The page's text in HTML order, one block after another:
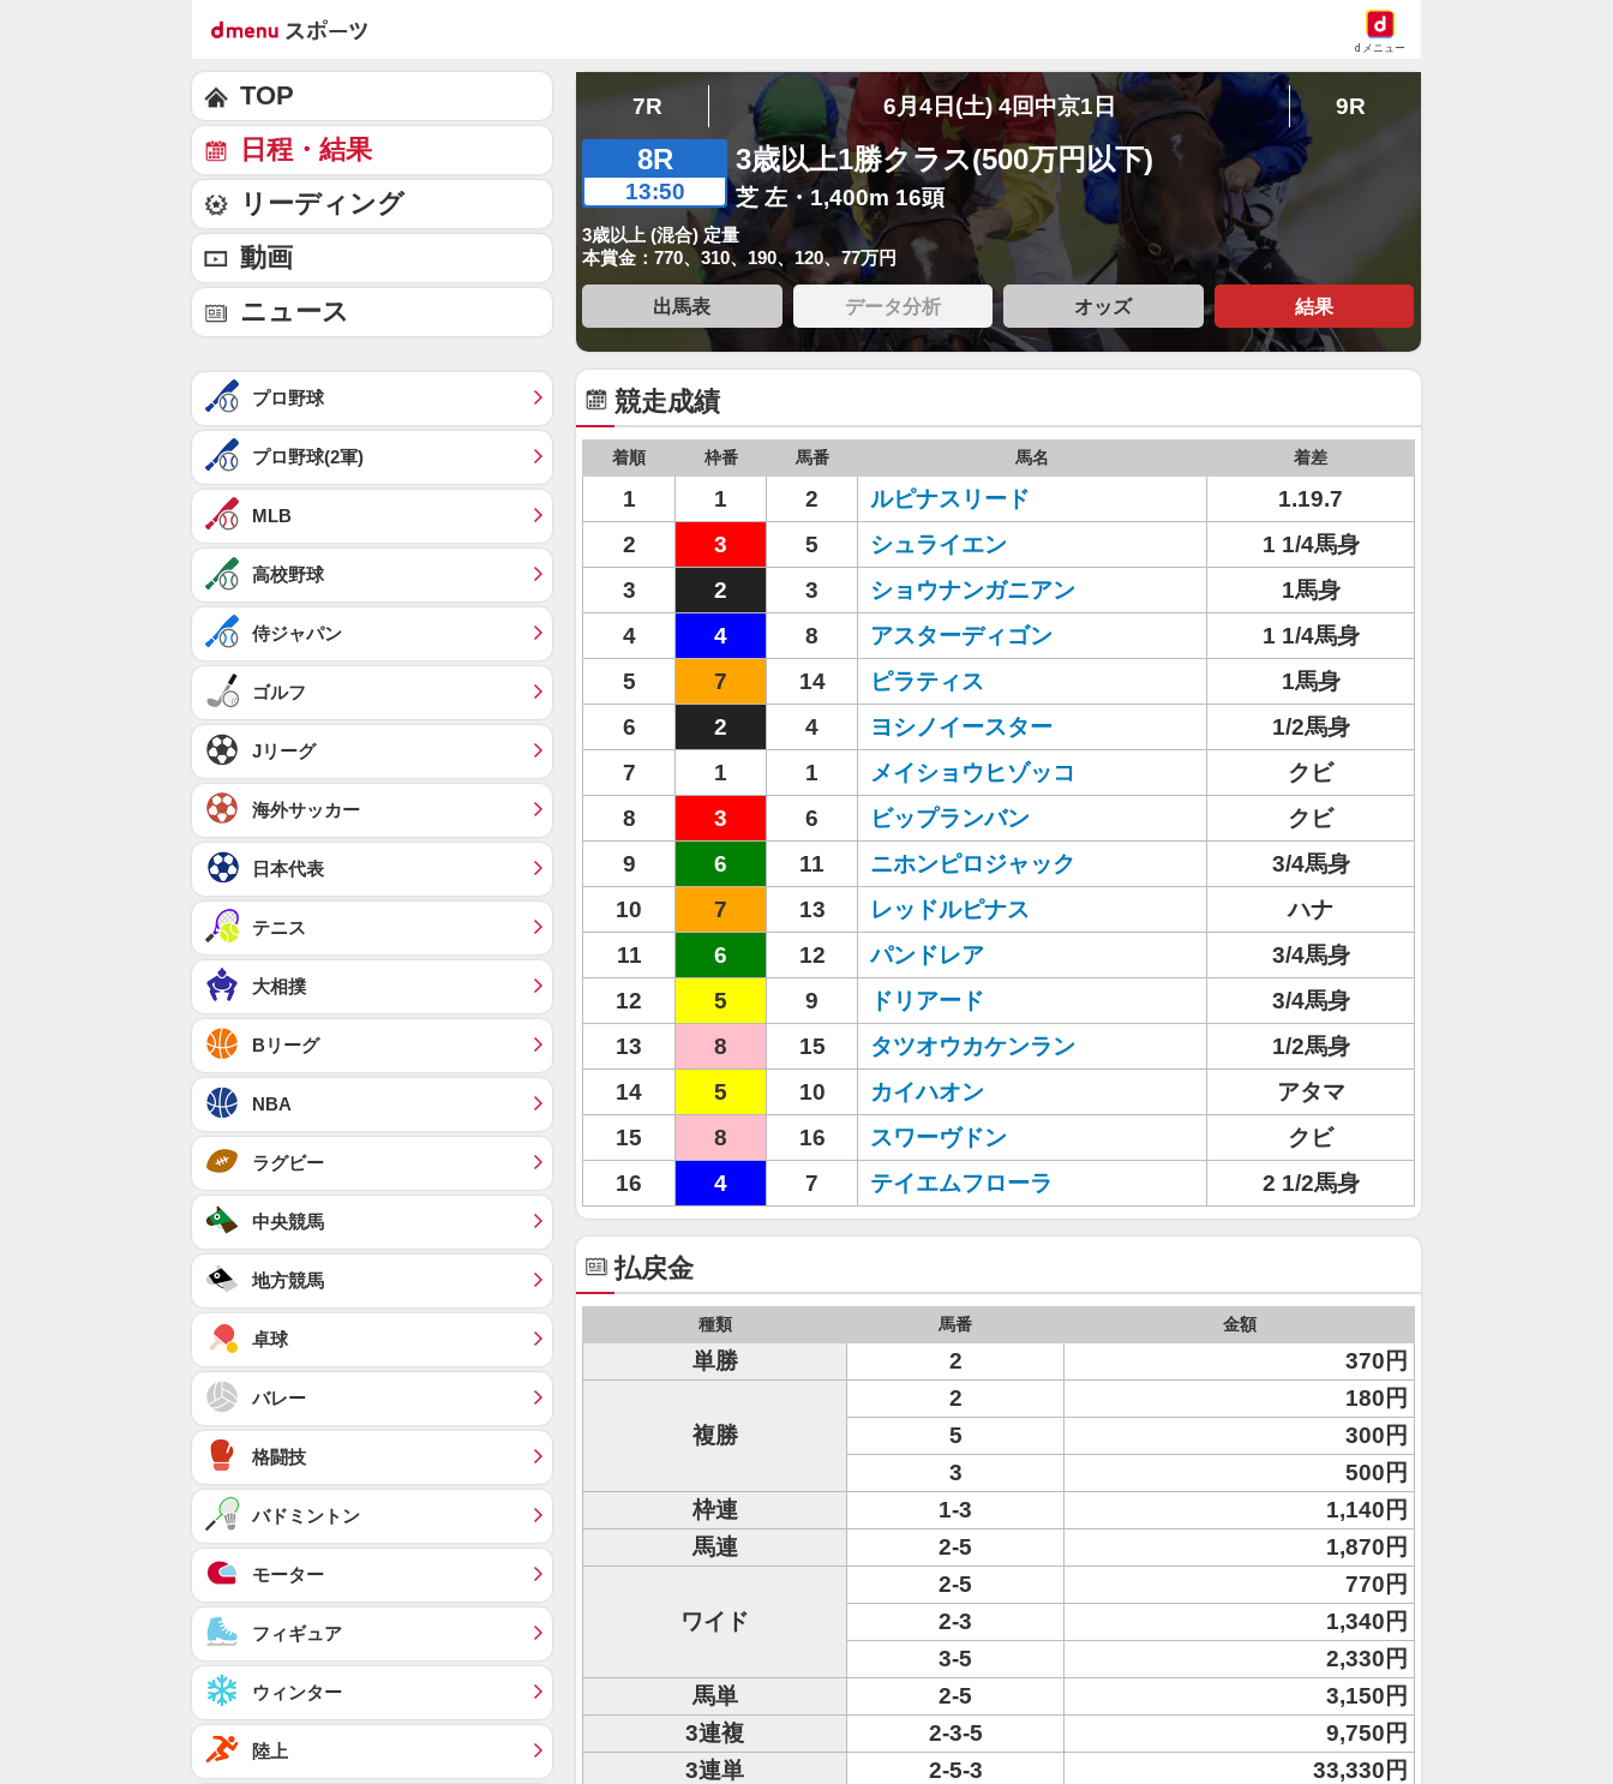
dメニュー
7R 6月4日(土) 4回中京1日 9R
8R
13:50
3歳以上1勝クラス(500万円以下)
芝 左・1,400m 16頭
3歳以上 (混合) 定量
本賞金：770、310、190、120、77万円
出馬表 データ分析 オッズ 結果
競走成績
着順 枠番 馬番 馬名 着差
1 1 2 ルピナスリード
1.19.7
2
3 5 シュライエン
1 1/4馬身
3
2 3 ショウナンガニアン
1馬身
4
4 8 アスターディゴン
1 1/4馬身
5
7 14 ピラティス
1馬身
6
2 4 ヨシノイースター
1/2馬身
7
1 1 メイショウヒゾッコ
クビ
8
3 6 ビップランバン
クビ
9
6 11 ニホンピロジャック
3/4馬身
10
7 13 レッドルピナス
ハナ
11
6 12 パンドレア
3/4馬身
12
5 9 ドリアード
3/4馬身
13
8 15 タツオウカケンラン
1/2馬身
14
5 10 カイハオン
アタマ
15
8 16 スワーヴドン
クビ
16
4 7 テイエムフローラ 2 1/2馬身
払戻金
種類 馬番 金額
単勝 2 370円
複勝
2
180円
5
300円
3
500円
枠連
1-3
1,140円
馬連
2-5 1,870円
ワイド
2-5
770円
2-3
1,340円
3-5
2,330円
馬単
2-5
3,150円
3連複
2-3-5
9,750円
3連単
2-5-3 33,330円
TOP
日程・結果
リーディング
動画
ニュース
プロ野球
プロ野球(2軍)
MLB
高校野球
侍ジャパン
ゴルフ
Jリーグ
海外サッカー
日本代表
テニス
大相撲
Bリーグ
NBA
ラグビー
中央競馬
地方競馬
卓球
バレー
格闘技
バドミントン
モーター
フィギュア
ウィンター
陸上